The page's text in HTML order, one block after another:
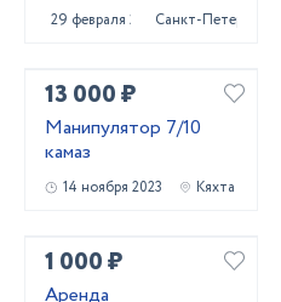
29 февраля 2024Санкт-Петербург
13 000 ₽
Манипулятор 7/10
камаз
14 ноября 2023 Кяхта
1 000 ₽
Аренда